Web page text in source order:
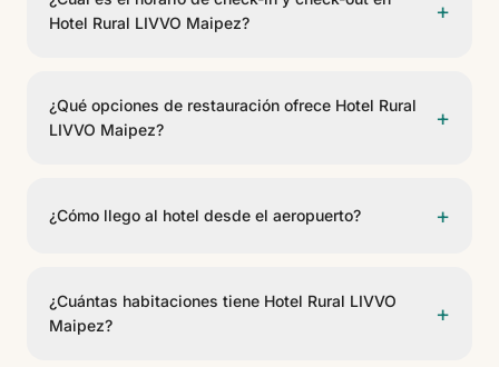
Hotel Rural LIVVO Maipez?
+
¿Qué opciones de restauración ofrece Hotel Rural
LIVVO Maipez?
+
servicio de buffet.
¿Cómo llego al hotel desde el aeropuerto? +
transfer privado o coche de alquiler.
¿Cuántas habitaciones tiene Hotel Rural LIVVO
Maipez?
+